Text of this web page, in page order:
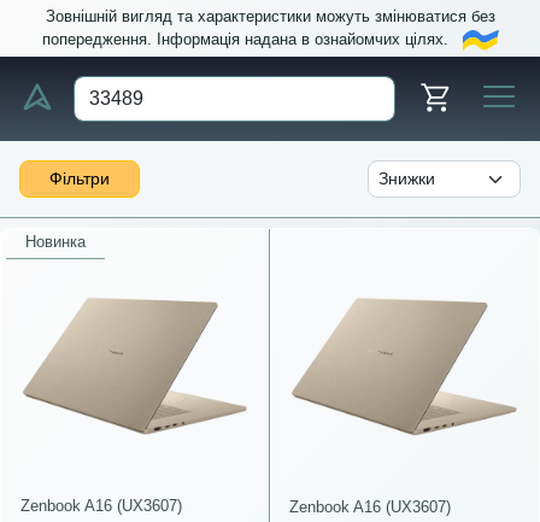
Зовнішній вигляд та характеристики можуть змінюватися без
попередження. Інформація надана в ознайомчих цілях.
Фільтри
Новинка
Zenbook A16 (UX3607) Zenbook A16 (UX3607)